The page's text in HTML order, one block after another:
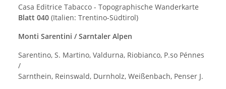
Casa Editrice Tabacco - Topographische Wanderkarte
Blatt 040 (Italien: Trentino-Südtirol)
Monti Sarentini / Sarntaler Alpen
Sarentino, S. Martino, Valdurna, Riobianco, P.so Pénnes
/
Sarnthein, Reinswald, Durnholz, Weißenbach, Penser J.